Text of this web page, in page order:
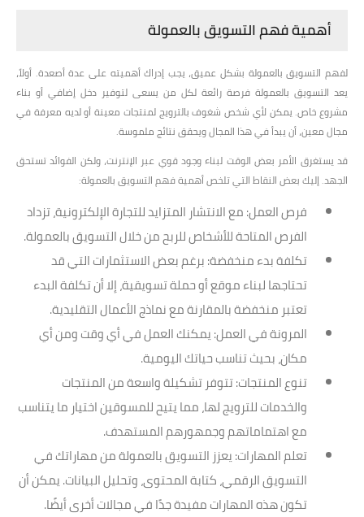
أهمية فهم التسويق بالعمولة
لفهم التسويق بالعمولة بشكل عميق، يجب إدراك أهميته على عدة أصعدة. أولاً،
يعد التسويق بالعمولة فرصة رائعة لكل من يسعى لتوفير دخل إضافي أو بناء
مشروع خاص. يمكن لأي شخص شغوف بالترويج لمنتجات معينة أو لديه معرفة في
مجال معين، أن يبدأ في هذا المجال ويحقق نتائج ملموسة.
قد يستغرق الأمر بعض الوقت لبناء وجود قوي عبر الإنترنت، ولكن الفوائد تستحق
الجهد. إليك بعض النقاط التي تلخص أهمية فهم التسويق بالعمولة:
فرص العمل: مع الانتشار المتزايد للتجارة الإلكترونية، تزداد
الفرص المتاحة للأشخاص للربح من خلال التسويق بالعمولة.
تكلفة بدء منخفضة: برغم بعض الاستثمارات التي قد
تحتاجها لبناء موقع أو حملة تسويقية، إلا أن تكلفة البدء
تعتبر منخفضة بالمقارنة مع نماذج الأعمال التقليدية.
المرونة في العمل: يمكنك العمل في أي وقت ومن أي
مكان، بحيث تناسب حياتك اليومية.
تنوع المنتجات: تتوفر تشكيلة واسعة من المنتجات
والخدمات للترويج لها، مما يتيح للمسوقين اختيار ما يتناسب
مع اهتماماتهم وجمهورهم المستهدف.
تعلم المهارات: يعزز التسويق بالعمولة من مهاراتك في
التسويق الرقمي، كتابة المحتوى، وتحليل البيانات. يمكن أن
تكون هذه المهارات مفيدة جدًا في مجالات أخرى أيضًا.